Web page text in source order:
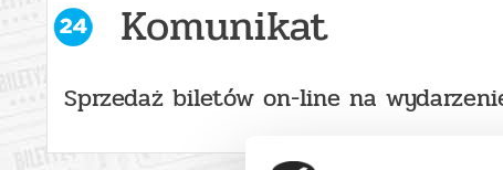
Komunikat
Sprzedaż biletów on-line na